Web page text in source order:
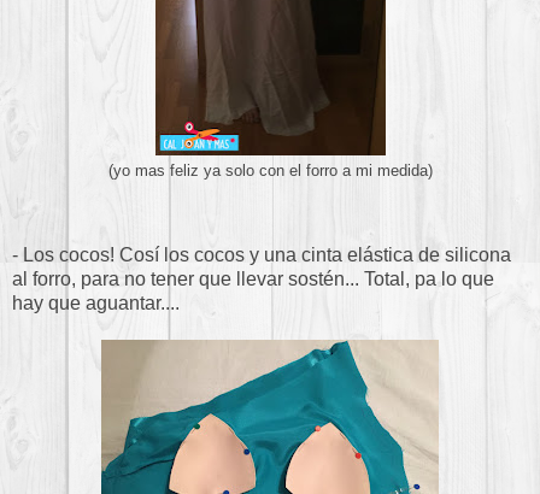
(yo mas feliz ya solo con el forro a mi medida)
- Los cocos! Cosí los cocos y una cinta elástica de silicona
al forro, para no tener que llevar sostén... Total, pa lo que
hay que aguantar....